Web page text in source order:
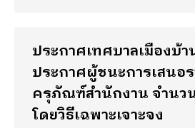
ประกาศเทศบาลเมืองบ้า
ประกาศผู้ชนะการเสนอ
ครุภัณฑ์สำนักงาน จำนว
โดยวิธีเฉพาะเจาะจง